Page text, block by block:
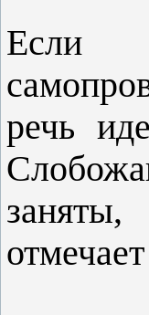
Если
речь